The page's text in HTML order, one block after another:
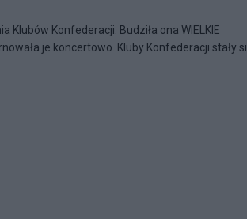
Konfederacji. Budziła ona WIELKIE
je koncertowo. Kluby Konfederacji stały